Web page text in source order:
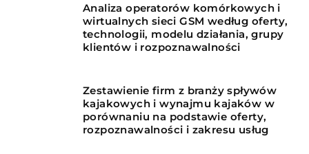
Analiza operatorów komórkowych i
wirtualnych sieci GSM według oferty,
technologii, modelu działania, grupy
klientów i rozpoznawalności
Zestawienie firm z branży spływów
kajakowych i wynajmu kajaków w
porównaniu na podstawie oferty,
rozpoznawalności i zakresu usług